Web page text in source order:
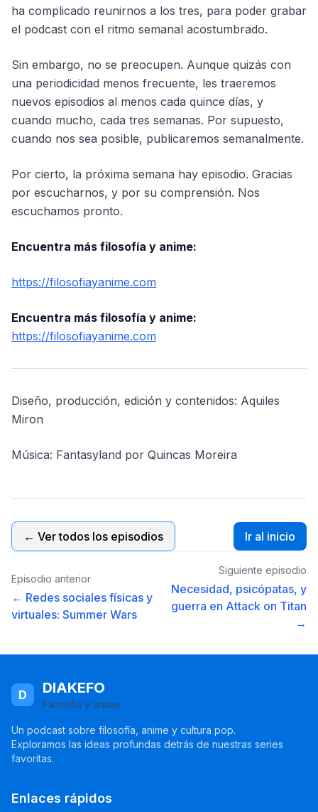
ha complicado reunirnos a los tres, para poder grabar
el podcast con el ritmo semanal acostumbrado.
Sin embargo, no se preocupen. Aunque quizás con
una periodicidad menos frecuente, les traeremos
nuevos episodios al menos cada quince días, y
cuando mucho, cada tres semanas. Por supuesto,
cuando nos sea posible, publicaremos semanalmente.
Por cierto, la próxima semana hay episodio. Gracias
por escucharnos, y por su comprensión. Nos
escuchamos pronto.
Encuentra más filosofía y anime:
https://filosofiayanime.com
Encuentra más filosofía y anime:
https://filosofiayanime.com
Diseño, producción, edición y contenidos: Aquiles
Miron
Música: Fantasyland por Quincas Moreira
← Ver todos los episodios Ir al inicio
Episodio anterior
← Redes sociales físicas y
virtuales: Summer Wars
Siguiente episodio
Necesidad, psicópatas, y
guerra en Attack on Titan
→
D DIAKEFO
Filosofía y anime
Un podcast sobre filosofía, anime y cultura pop.
Exploramos las ideas profundas detrás de nuestras series
favoritas.
Enlaces rápidos